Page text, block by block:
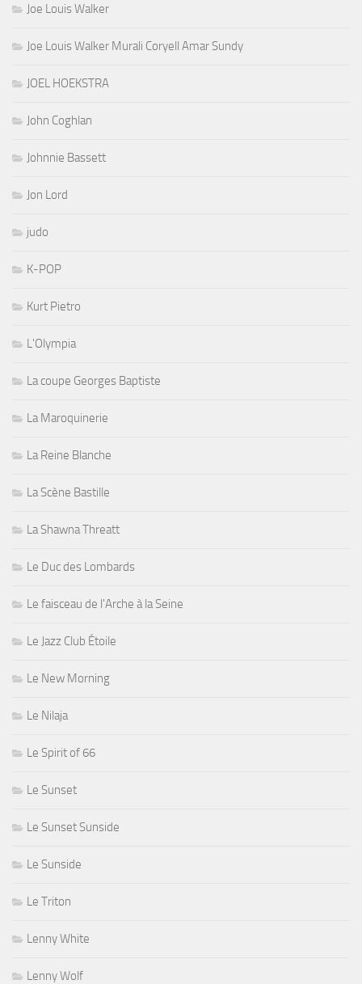
Joe Louis Walker
Joe Louis Walker Murali Coryell Amar Sundy
JOEL HOEKSTRA
John Coghlan
Johnnie Bassett
Jon Lord
judo
K-POP
Kurt Pietro
L'Olympia
La coupe Georges Baptiste
La Maroquinerie
La Reine Blanche
La Scène Bastille
La Shawna Threatt
Le Duc des Lombards
Le faisceau de l'Arche à la Seine
Le Jazz Club Étoile
Le New Morning
Le Nilaja
Le Spirit of 66
Le Sunset
Le Sunset Sunside
Le Sunside
Le Triton
Lenny White
Lenny Wolf